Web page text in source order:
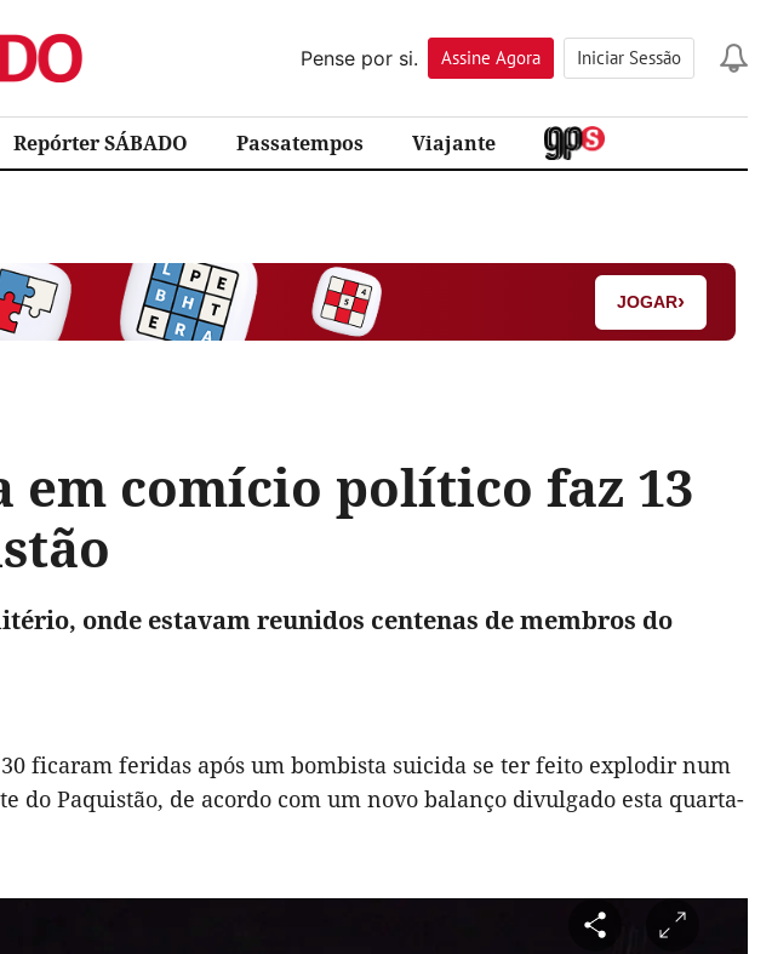
Pense por si.
Assine Agora Iniciar Sessão
Repórter SÁBADO Passatempos Viajante
JOGAR›
em comício político faz 13
onde estavam reunidos centenas de membros do
ficaram feridas após um bombista suicida se ter feito explodir num
do Paquistão, de acordo com um novo balanço divulgado esta quarta-